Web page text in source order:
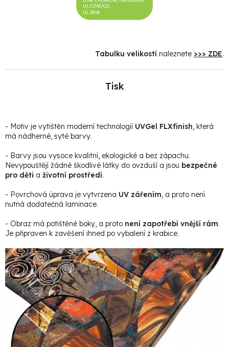
Tabulku velikostí naleznete >>> ZDE.
Tisk
- Motiv je vytištěn moderní technologií UVGel FLXfinish, která
má nádherné, syté barvy.
- Barvy jsou vysoce kvalitní, ekologické a bez zápachu.
Nevypouštějí žádné škodlivé látky do ovzduší a jsou bezpečné
pro děti a životní prostředí.
- Povrchová úprava je vytvrzena UV zářením, a proto není
nutná dodatečná laminace.
- Obraz má potištěné boky, a proto není zapotřebí vnější rám.
Je připraven k zavěšení ihned po vybalení z krabice.